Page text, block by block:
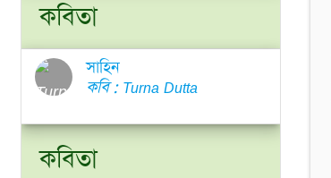
কবিতা
সাহিন
কবি : Turna Dutta
কবিতা